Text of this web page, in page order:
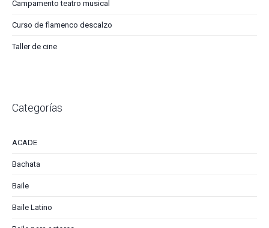
Campamento teatro musical
Curso de flamenco descalzo
Taller de cine
Categorías
ACADE
Bachata
Baile
Baile Latino